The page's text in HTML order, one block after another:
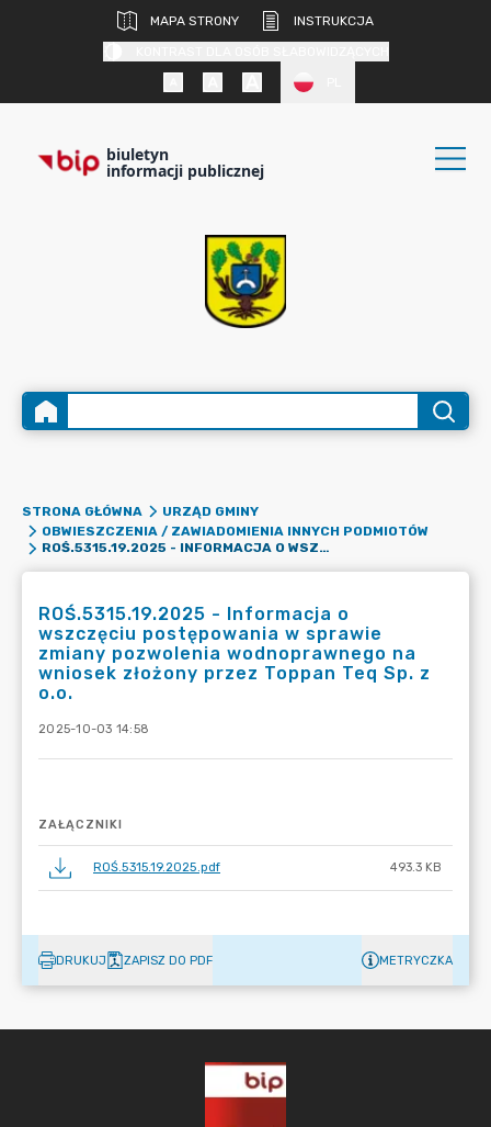
MAPA STRONY
INSTRUKCJA
biuletyn
informacji publicznej
STRONA GŁÓWNA
URZĄD GMINY
OBWIESZCZENIA / ZAWIADOMIENIA INNYCH PODMIOTÓW
ROŚ.5315.19.2025 - INFORMACJA O WSZCZĘCIU POSTĘPOWANIA W SPRAWIE ZMIANY POZWOLENIA WODNOPRAWNEGO NA WNIOSEK ZŁOŻONY PRZEZ TOPPAN TEQ SP. Z O.O.
ROŚ.5315.19.2025 - Informacja o
wszczęciu postępowania w sprawie
zmiany pozwolenia wodnoprawnego na
wniosek złożony przez Toppan Teq Sp. z
o.o.
2025-10-03 14:58
ZAŁĄCZNIKI
ROŚ.5315.19.2025.pdf 493.3 KB
DRUKUJ ZAPISZ DO PDF METRYCZKA